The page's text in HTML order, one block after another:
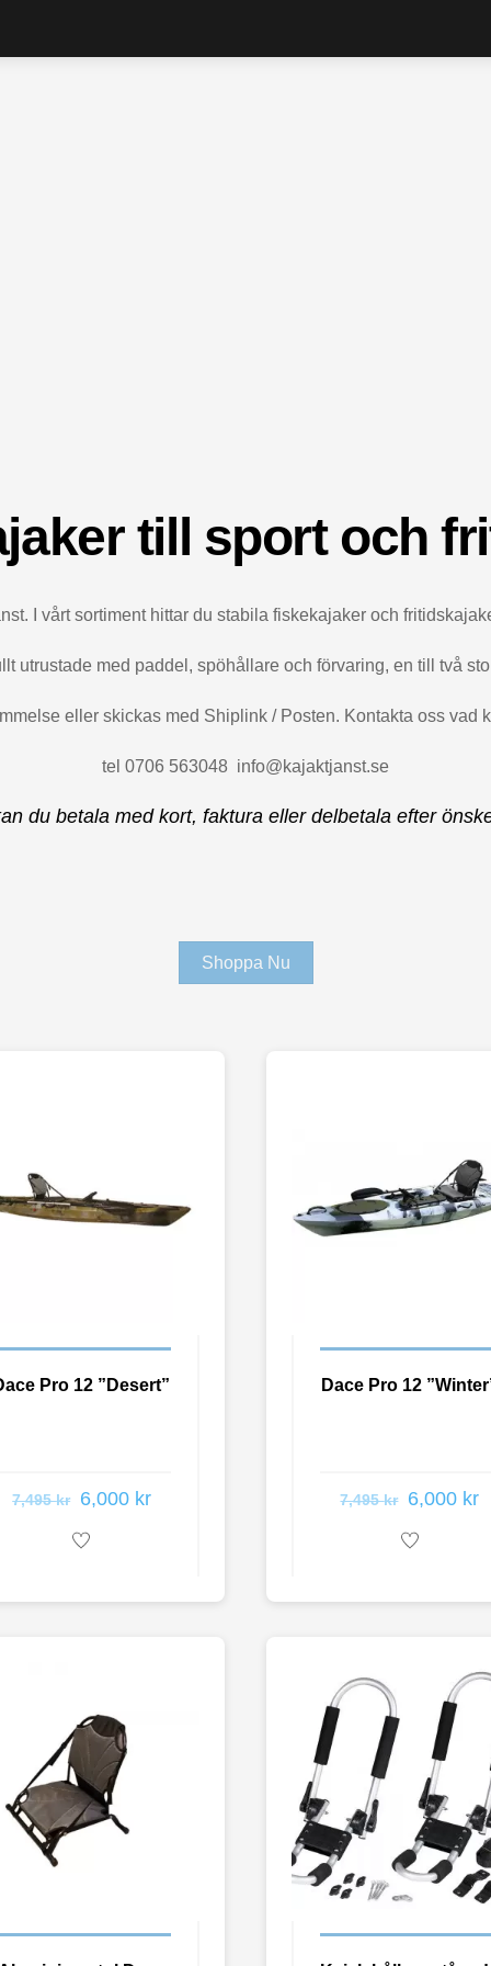
till sport och
I vårt sortiment hittar du stabila fiskekajaker och
utrustade med paddel, spöhållare och förvaring, en till två
eller skickas med Shiplink / Posten. Kontakta oss vad
tel 0706 563048 info@kajaktjanst.se
du betala med kort, faktura eller delbetala efter
Shoppa Nu
Pro 12 ”Desert”
7,495kr 6,000 kr
Dace Pro 12
7,495kr 6,000 kr